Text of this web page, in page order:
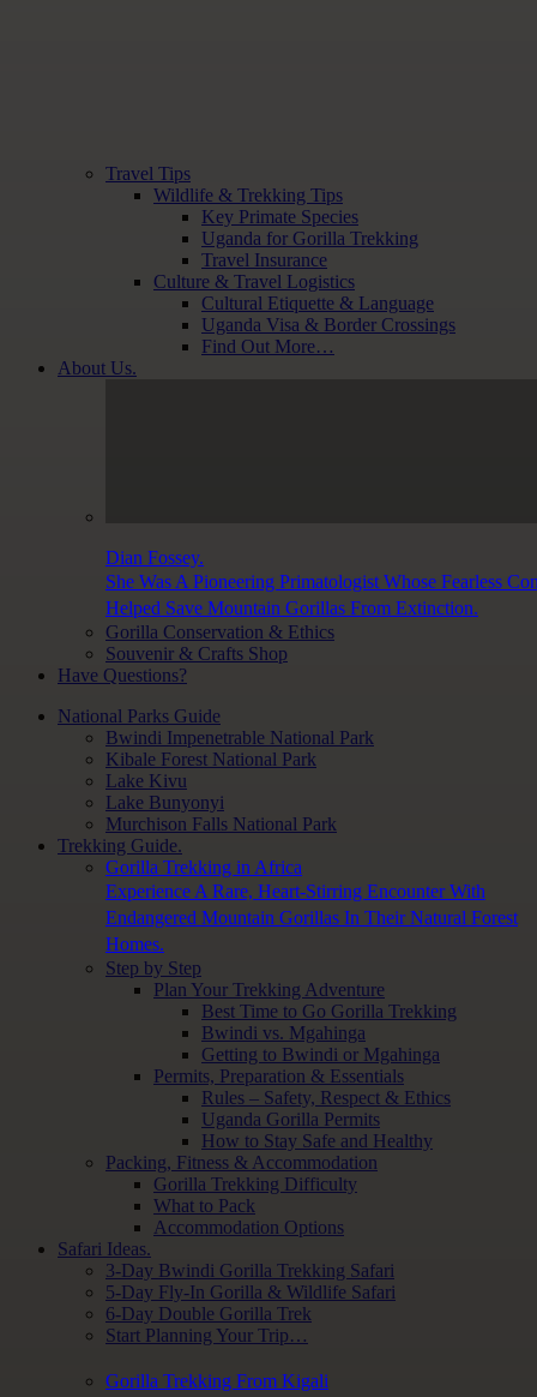
Travel Tips
Wildlife & Trekking Tips
Key Primate Species
Uganda for Gorilla Trekking
Travel Insurance
Culture & Travel Logistics
Cultural Etiquette & Language
Uganda Visa & Border Crossings
Find Out More…
About Us.
Dian Fossey.
She Was A Pioneering Primatologist Whose Fearless
Helped Save Mountain Gorillas From Extinction.
Gorilla Conservation & Ethics
Souvenir & Crafts Shop
Have Questions?
National Parks Guide
Bwindi Impenetrable National Park
Kibale Forest National Park
Lake Kivu
Lake Bunyonyi
Murchison Falls National Park
Trekking Guide.
Gorilla Trekking in Africa
Experience A Rare, Heart-Stirring Encounter With
Endangered Mountain Gorillas In Their Natural Forest
Homes.
Step by Step
Plan Your Trekking Adventure
Best Time to Go Gorilla Trekking
Bwindi vs. Mgahinga
Getting to Bwindi or Mgahinga
Permits, Preparation & Essentials
Rules – Safety, Respect & Ethics
Uganda Gorilla Permits
How to Stay Safe and Healthy
Packing, Fitness & Accommodation
Gorilla Trekking Difficulty
What to Pack
Accommodation Options
Safari Ideas.
3-Day Bwindi Gorilla Trekking Safari
5-Day Fly-In Gorilla & Wildlife Safari
6-Day Double Gorilla Trek
Start Planning Your Trip…
Gorilla Trekking From Kigali